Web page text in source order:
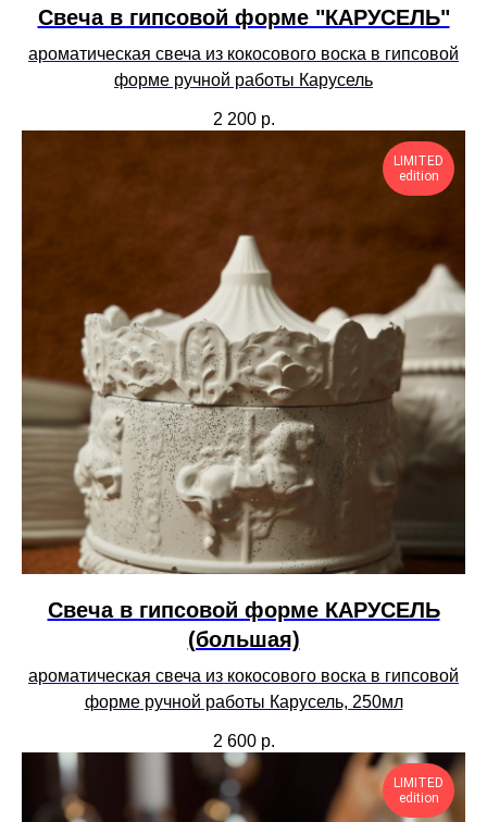
Свеча в гипсовой форме "КАРУСЕЛЬ"
ароматическая свеча из кокосового воска в гипсовой
форме ручной работы Карусель
2 200 р.
LIMITED
edition
Свеча в гипсовой форме КАРУСЕЛЬ
(большая)
ароматическая свеча из кокосового воска в гипсовой
форме ручной работы Карусель, 250мл
2 600 р.
LIMITED
edition